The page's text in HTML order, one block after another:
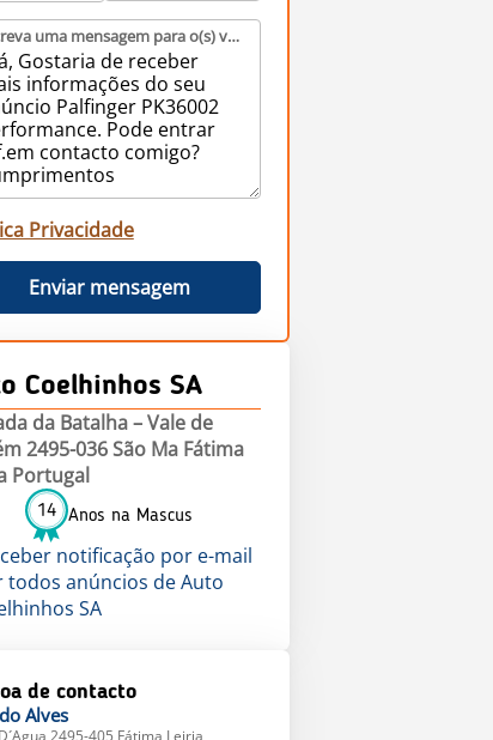
Escreva uma mensagem para o(s) vendedor(es) (obrigatório)
Privacidade
Enviar mensagem
Coelhinhos SA
da Batalha – Vale de
2495-036 São Ma Fátima
Portugal
14 Anos na Mascus
notificação por e-mail
todos anúncios de Auto
SA
de contacto
Alves
2495-405 Fátima Leiria